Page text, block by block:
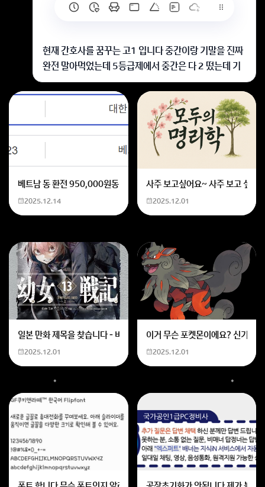
현재 간호사를 꿈꾸는 고1 입니다 중간이랑 기말을 진짜
완전 말아먹었는데 5등급제에서 중간은 다 2 떴는데 기
말은 진짜 3 뜰 것 같은데 2학기때 잘하면 괜찮겠죠? 저
희때는 1학년 1학기 성적이 중요하다고 하는데..
열심히 하시면 충분히 가능하다고 봅니다~
아직 남은 학기가 많으니 놓치지 마시고, 방학 동안 부족
한 과목 채워나가시길 바래요
회원가입 혹은 광고 [X]를 누르면 내용이 보입니다
베트남 동 환전 950,000원동 한화 계산할때0하나 빼고 나누기 2하면
2025.12.14
사주 보고싶어요~ 사주 보고 싶
2025.12.01
일본 만화 제목을 찾습니다 - 비행 마법 저격 여자 기억하기로는 위의 내
2025.12.01
이거 무슨 포켓몬이에요? 신기하
2025.12.01